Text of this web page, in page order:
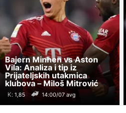
Bajern Minhen vs Aston
Vila: Analiza i tip iz
Prijateljskih utakmica
klubova – Miloš Mitrović
K: 14:00/07 avg